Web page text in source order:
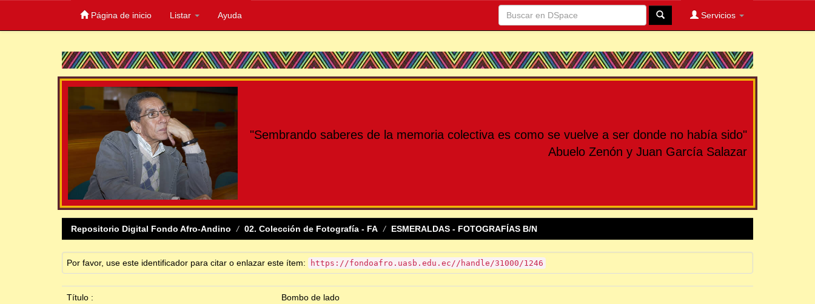
Página de inicio Listar Ayuda Servicios
"Sembrando saberes de la memoria colectiva es como se vuelve a ser donde no había sido"
Abuelo Zenón y Juan García Salazar
Repositorio Digital Fondo Afro-Andino 02. Colección de Fotografía - FA ESMERALDAS - FOTOGRAFÍAS B/N
Por favor, use este identificador para citar o enlazar este ítem: https://fondoafro.uasb.edu.ec//handle/31000/1246
Título : Bombo de lado